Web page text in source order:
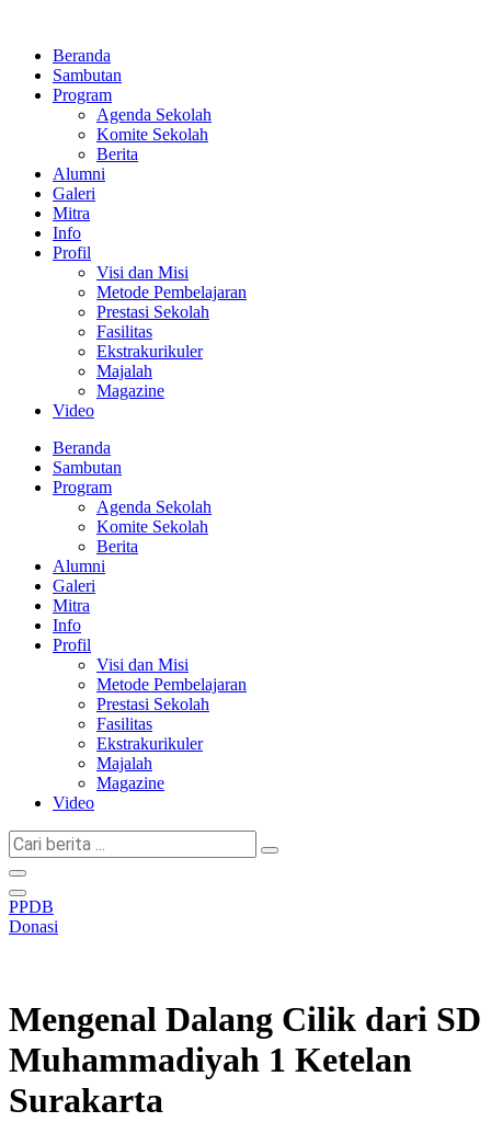
kontenBeranda
Sambutan
Program
Agenda Sekolah
Komite Sekolah
Berita
Alumni
Galeri
Mitra
Info
Profil
Visi dan Misi
Metode Pembelajaran
Prestasi Sekolah
Fasilitas
Ekstrakurikuler
Majalah
Magazine
Video
Beranda
Sambutan
Program
Agenda Sekolah
Komite Sekolah
Berita
Alumni
Galeri
Mitra
Info
Profil
Visi dan Misi
Metode Pembelajaran
Prestasi Sekolah
Fasilitas
Ekstrakurikuler
Majalah
Magazine
Video
Cari
berita
...
PPDB
Donasi
Mengenal Dalang Cilik dari SD
Muhammadiyah 1 Ketelan
Surakarta